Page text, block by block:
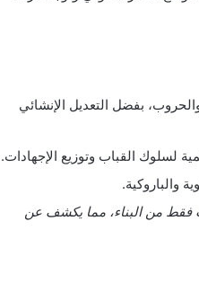
عام أمام الزلازل والحروب، بفضل التعديل الإنشائي
لسلوك القباب وتوزيع الإجهادات.
والباروكية.
درجة واحدة لأن القبة الأصلية انهارت بعد 6 سنوات فقط من البناء، مما يكشف عن